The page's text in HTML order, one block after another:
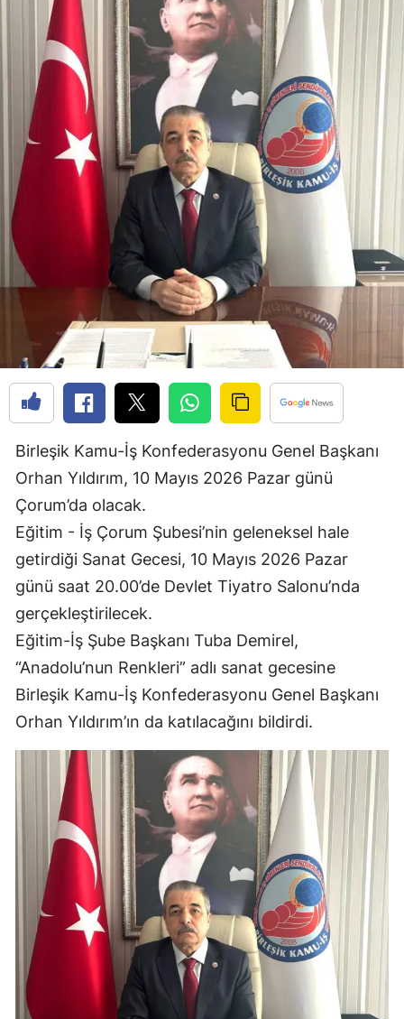
Bursa
Çanakkale
Çankırı
Çorum
Denizli
Elazığ
Erzincan
Erzurum
Eskişehir
Giresun
Hatay
İstanbul
İzmir
Kars
Kastamonu
Kayseri
Kırklareli
Kırşehir
Kocaeli
Birleşik Kamu-İş Konfederasyonu Genel Başkanı
Orhan Yıldırım, 10 Mayıs 2026 Pazar günü
Çorum’da olacak.
Eğitim - İş Çorum Şubesi’nin geleneksel hale
getirdiği Sanat Gecesi, 10 Mayıs 2026 Pazar
günü saat 20.00’de Devlet Tiyatro Salonu’nda
gerçekleştirilecek.
Eğitim-İş Şube Başkanı Tuba Demirel,
“Anadolu’nun Renkleri” adlı sanat gecesine
Birleşik Kamu-İş Konfederasyonu Genel Başkanı
Orhan Yıldırım’ın da katılacağını bildirdi.